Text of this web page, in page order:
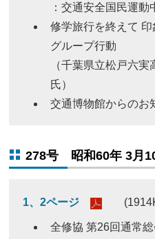
：交通安全国民運
修学旅行を終えて
グループ行動
（千葉県立松戸六
氏）
交通博物館からのお
278号 昭和60年 3月10
1、2ページ
全修協 第26回通常総